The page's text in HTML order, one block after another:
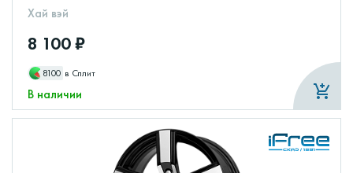
Хай вэй
8 100 ₽
8100 в Сплит
В наличии